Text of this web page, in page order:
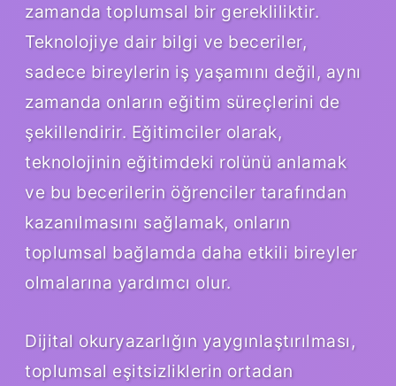
zamanda toplumsal bir gerekliliktir.
Teknolojiye dair bilgi ve beceriler,
sadece bireylerin iş yaşamını değil, aynı
zamanda onların eğitim süreçlerini de
şekillendirir. Eğitimciler olarak,
teknolojinin eğitimdeki rolünü anlamak
ve bu becerilerin öğrenciler tarafından
kazanılmasını sağlamak, onların
toplumsal bağlamda daha etkili bireyler
olmalarına yardımcı olur.
Dijital okuryazarlığın yaygınlaştırılması,
toplumsal eşitsizliklerin ortadan